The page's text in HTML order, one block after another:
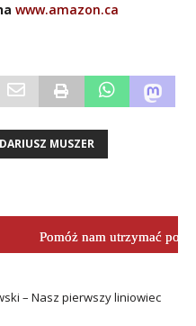
www.amazon.ca
DARIUSZ MUSZER
Pomóż nam utrzymać
– Nasz pierwszy liniowiec